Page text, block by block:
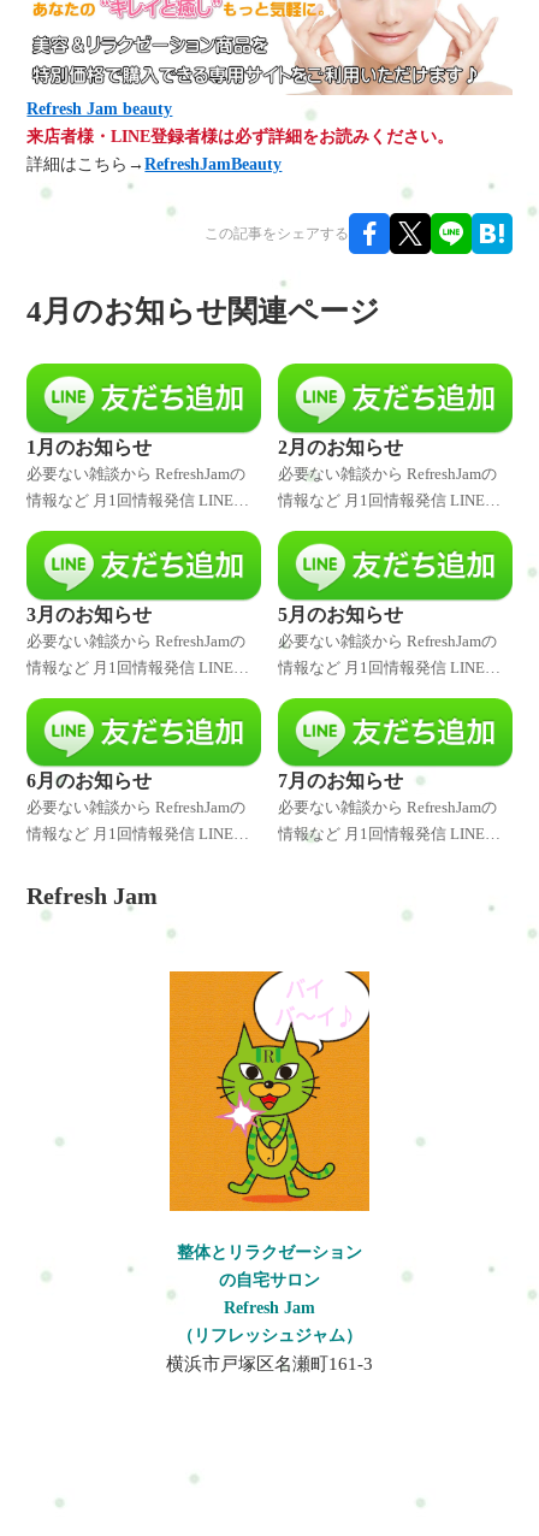
Refresh Jam beauty
来店者様・LINE登録者様は必ず詳細をお読みください。
詳細はこちら→RefreshJamBeauty
この記事をシェアする
4月のお知らせ関連ページ
1月のお知らせ
必要ない雑談から RefreshJamの
情報など 月1回情報発信 LINE登
早くお伝えしています。 是非、
LINE登録してくださいね♪ 特別
なキャンペーンやクーポ
2月のお知らせ
必要ない雑談から RefreshJamの
情報など 月1回情報発信 LINE登
早くお伝えしています。 是非、
LINE登録してくださいね♪ 特別
なキャンペーンやクーポ
3月のお知らせ
必要ない雑談から RefreshJamの
情報など 月1回情報発信 LINE登
早くお伝えしています。 是非、
LINE登録してくださいね♪ 特別
なキャンペーンやクーポ
5月のお知らせ
必要ない雑談から RefreshJamの
情報など 月1回情報発信 LINE登
早くお伝えしています。 是非、
LINE登録してくださいね♪ 特別
なキャンペーンやクーポ
6月のお知らせ
必要ない雑談から RefreshJamの
情報など 月1回情報発信 LINE登
早くお伝えしています。 是非、
LINE登録してくださいね♪ 特別
なキャンペーンやクーポ
7月のお知らせ
必要ない雑談から RefreshJamの
情報など 月1回情報発信 LINE登
LINE登録してくださいね♪ 特別
Refresh Jam
整体とリラクゼーション
の自宅サロン
Refresh Jam
（リフレッシュジャム）
横浜市戸塚区名瀬町161-3